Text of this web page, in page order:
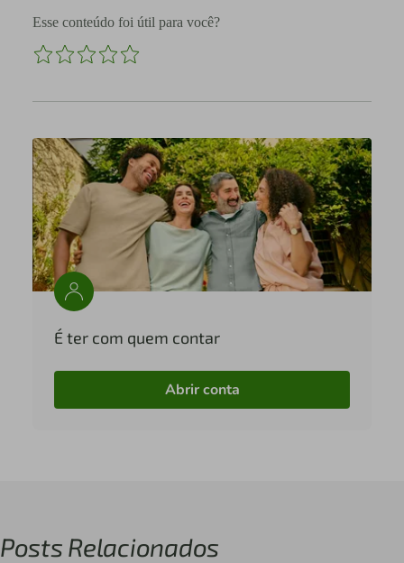
Esse conteúdo foi útil para você?
É ter com quem contar
Abrir conta
Posts Relacionados